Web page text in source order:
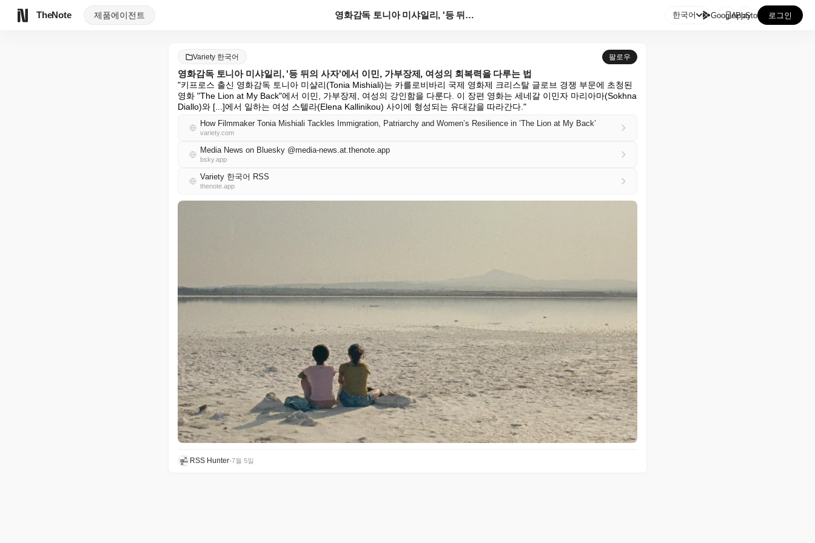
TheNote 제품에이전트 영화감독 토니아 미샤일리, '등 뒤의 사자'에서 이민,... 한국어 GooglePlay
AppStore 로그인
Variety 한국어 팔로우
영화감독 토니아 미샤일리, '등 뒤의 사자'에서 이민, 가부장제, 여성의 회복력을 다루는 법
"키프로스 출신 영화감독 토니아 미샬리(Tonia Mishiali)는 카를로비바리 국제 영화제 크리스탈 글로브 경쟁 부문에 초청된
영화 "The Lion at My Back"에서 이민, 가부장제, 여성의 강인함을 다룬다. 이 장편 영화는 세네갈 이민자 마리아마(Sokhna
Diallo)와 [...]에서 일하는 여성 스텔라(Elena Kallinikou) 사이에 형성되는 유대감을 따라간다."
How Filmmaker Tonia Mishiali Tackles Immigration, Patriarchy and Women’s Resilience in ’The Lion at My Back’
variety.com
Media News on Bluesky @media-news.at.thenote.app
bsky.app
Variety 한국어 RSS
thenote.app
RSS Hunter•7월 5일